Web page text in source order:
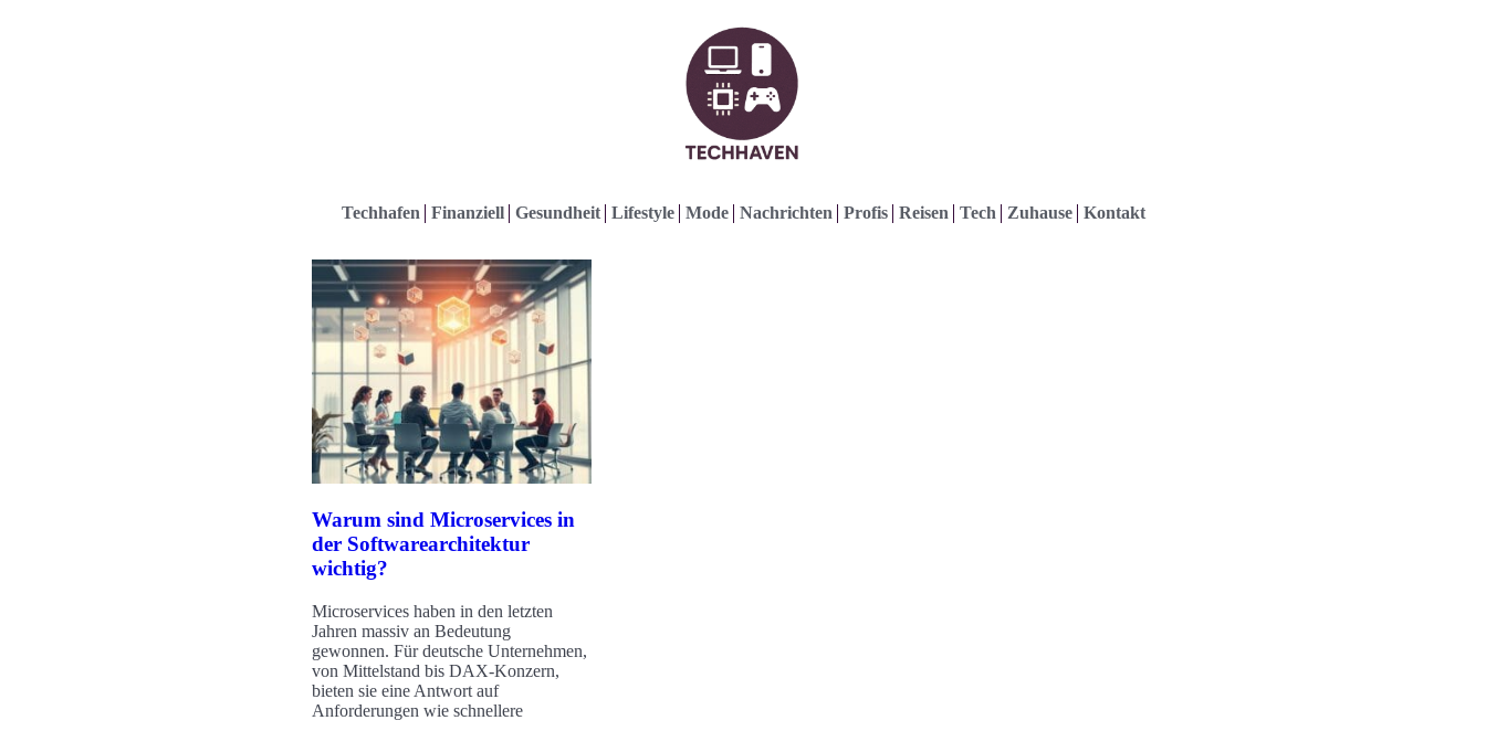
Techhafen Finanziell Gesundheit Lifestyle Mode Nachrichten Profis Reisen Tech Zuhause Kontakt
Warum sind Microservices in
der Softwarearchitektur
wichtig?
Microservices haben in den letzten
Jahren massiv an Bedeutung
gewonnen. Für deutsche Unternehmen,
von Mittelstand bis DAX-Konzern,
bieten sie eine Antwort auf
Anforderungen wie schnellere